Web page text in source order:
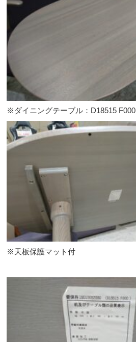
※ダイニングテーブル：D18515 F000
※天板保護マット付